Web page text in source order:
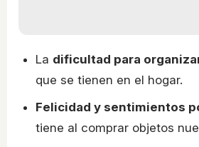
La dificultad para
que se tienen en el hogar.
Felicidad y sentimientos
tiene al comprar objetos